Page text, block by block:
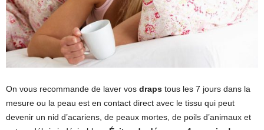
On vous recommande de laver vos draps tous les 7 jours dans la
mesure ou la peau est en contact direct avec le tissu qui peut
devenir un nid d’acariens, de peaux mortes, de poils d’animaux et